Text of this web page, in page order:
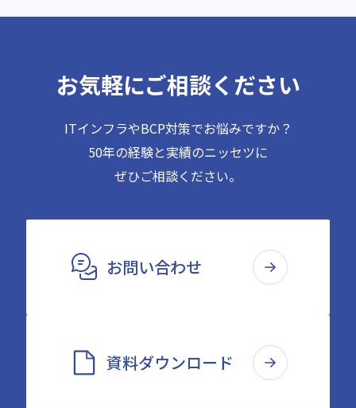
お気軽にご相談ください
ITインフラやBCP対策でお悩みですか？
50年の経験と実績のニッセツに
ぜひご相談ください。
お問い合わせ
資料ダウンロード